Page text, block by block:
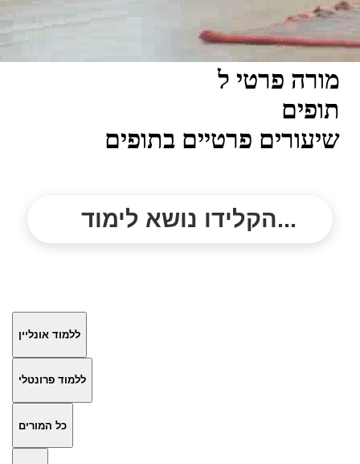
מורה פרטי ל
תופים
שיעורים פרטיים בתופים
הקלידו נושא לימוד...
ללמוד אונליין
ללמוד פרונטלי
כל המורים